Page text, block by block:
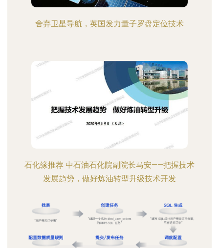
舍弃卫星导航，英国发力量子罗盘定位技术
石化缘推荐 中石油石化院副院长马安——把握技术
发展趋势，做好炼油转型升级技术开发